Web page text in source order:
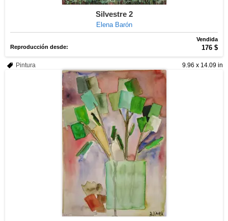
Silvestre 2
Elena Barón
Vendida
Reproducción desde:
176 $
9.96 x 14.09 in
Pintura